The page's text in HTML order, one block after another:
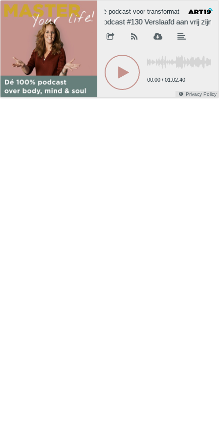
Dé podcast voor transformatie,
Podcast #130 Verslaafd aan vrij zijn!
00:00 / 01:02:40
Privacy Policy